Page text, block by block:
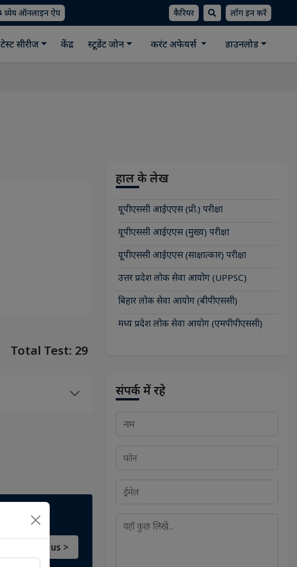
ध्येय ऑनलाइन ऐप कैरियर लॉग इन करें
टेस्ट सीरीज केंद्र स्टूडेंट जोन करंट अफेयर्स डाउनलोड
Total Test: 29
Contact us >
हाल के लेख
यूपीएससी आईएएस (प्री.) परीक्षा
यूपीएससी आईएएस (मुख्य) परीक्षा
यूपीएससी आईएएस (साक्षात्कार) परीक्षा
उत्तर प्रदेश लोक सेवा आयोग (UPPSC)
बिहार लोक सेवा आयोग (बीपीएससी)
मध्य प्रदेश लोक सेवा आयोग (एमपीपीएससी)
संपर्क में रहे